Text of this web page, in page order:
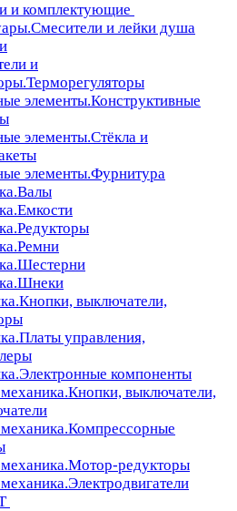
и комплектующие
и лейки душа
и
элементы.Конструктивные
элементы.Стёкла и
элементы.Фурнитура
выключатели,
управления,
компоненты
выключатели,
редукторы